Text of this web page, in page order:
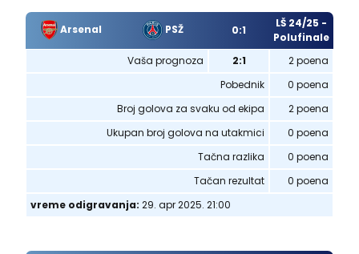
Arsenal PSŽ 0:1
LŠ 24/25 -
Polufinale
Vaša prognoza
2:1
2 poena
Pobednik
0 poena
Broj golova za svaku od ekipa
2 poena
Ukupan broj golova na utakmici
0 poena
Tačna razlika
0 poena
Tačan rezultat
0 poena
vreme odigravanja: 29. apr 2025. 21:00